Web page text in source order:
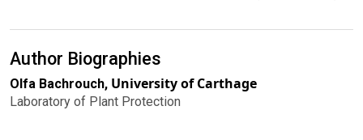
Author Biographies
Olfa Bachrouch, University of Carthage
Laboratory of Plant Protection